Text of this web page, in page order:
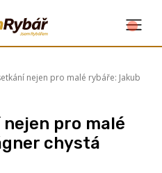
nejen pro malé rybáře: Jakub
pro malé
chystá